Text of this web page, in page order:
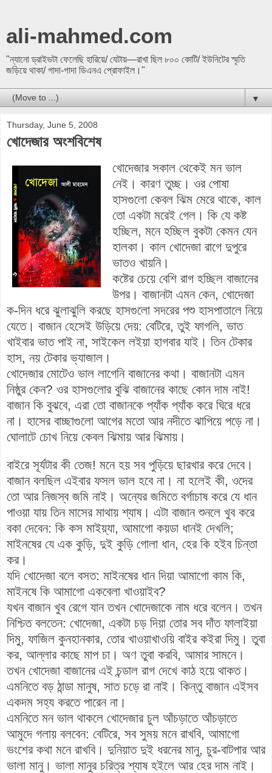
ali-mahmed.com
"ন্যানো ড্রাইভটা ফেলেছি হারিয়ে/ যেটায়—রাখা ছিল ৮০০ কোটি/ ইউনিটের স্মৃতি
জড়িয়ে থাকা/ গাদা-গাদা ডিএনএ প্রোফাইল।"
▼
Thursday, June 5, 2008
খোদেজার অংশবিশেষ
খোদেজার সকাল থেকেই মন ভাল
নেই। কারণ তুচ্ছ। ওর পোষা
হাসগুলো কেবল ঝিম মেরে থাকে, কাল
তো একটা মরেই গেল। কি যে কষ্ট
হচ্ছিল, মনে হচ্ছিল বুকটা কেমন যেন
হালকা। কাল খোদেজা রাগে দুপুরে
ভাতও খায়নি।
কষ্টের চেয়ে বেশি রাগ হচ্ছিল বাজানের
উপর। বাজানটা এমন কেন, খোদেজা
ক-দিন ধরে ঝুলাঝুলি করছে হাসগুলো সদরের পশু হাসপাতালে নিয়ে
যেতে। বাজান হেসেই উড়িয়ে দেয়: বেটিরে, তুই ফাগলি, ভাত
খাইবার ভাত পাই না, সাইকেল লইয়া হাগবার যাই। তিন টেকার
হাস, নয় টেকার ভ্যাজাল।
খোদেজার মোটেও ভাল লাগেনি বাজানের কথা। বাজানটা এমন
নিষ্ঠুর কেন? ওর হাসগুলোর বুঝি বাজানের কাছে কোন দাম নাই!
বাজান কি বুঝবে, এরা তো বাজানকে প্যাঁক প্যাঁক করে ঘিরে ধরে
না। হাসের বাচ্ছাগুলো আগের মতো আর নদীতে ঝাপিয়ে পড়ে না।
ঘোলাটে চোখ নিয়ে কেবল ঝিমায় আর ঝিমায়।
বাইরে সূর্যটার কী তেজ! মনে হয় সব পুড়িয়ে ছারখার করে দেবে।
বাজান বলছিল এইবার ফসল ভাল হবে না। না হলেই কী, ওদের
তো আর নিজস্ব জমি নাই। অন্যের জমিতে বর্গাচাষ করে যে ধান
পাওয়া যায় তিন মাসের মাথায় শ্যাষ। এটা বাজান শুনলে খুব করে
বকা দেবেন: কি কস মাইয়্যা, আমাগো কয়ডা ধানই দেখলি;
মাইনষের যে এক কুড়ি, দুই কুড়ি গোলা ধান, হের কি হইব চিন্তা
কর।
যদি খোদেজা বলে বসত: মাইনষের ধান দিয়া আমাগো কাম কি,
মাইনষে কি আমাগো একবেলা খাওয়াইব?
যখন বাজান খুব রেগে যান তখন খোদেজাকে নাম ধরে বলেন। তখন
নিশ্চিত বলতেন: খোদেজা, একটা চড় দিয়া তোর সব দাঁত ফালাইয়া
দিমু, ফাজিল কুনহানকার, তোর খাওয়াখাওয়ি বাইর কইরা দিমু। তুবা
কর, আল্লার কাছে মাপ চা। অণ তুবা করবি, আমার সামনে।
তখন খোদেজা বাজানের এই চন্ডাল রাগ দেখে কাঠ হয়ে থাকত।
এমনিতে বড় ঠান্ডা মানুষ, সাত চড়ে রা নাই। কিন্তু বাজান এইসব
একদম সহ্য করতে পারেন না।
এমনিতে মন ভাল থাকলে খোদেজার চুল আঁচড়াতে আঁচড়াতে
আমুদে গলায় বলবেন: বেটিরে, সব সুময় মনে রাখবি, আমাগো
ভংশের কথা মনে রাখবি। দুনিয়াত দুই ধরনের মানু, চুর-বাটপার আর
ভালা মানু। ভালা মানুর চরিত্র শ্যাষ হইলে আর হের দাম নাই।